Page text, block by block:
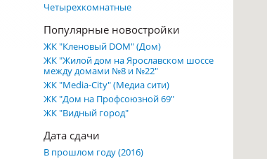
Четырехкомнатные
Популярные новостройки
ЖК "Кленовый DOM" (Дом)
ЖК "Жилой дом на Ярославском шоссе
между домами №8 и №22"
ЖК "Media-City" (Медиа сити)
ЖК "Дом на Профсоюзной 69"
ЖК "Видный город"
Дата сдачи
В прошлом году (2016)